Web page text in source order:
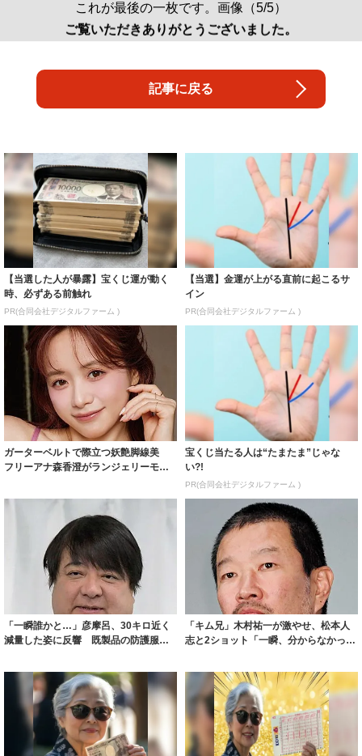
これが最後の一枚です。画像（5/5）
ご覧いただきありがとうございました。
記事に戻る
【当選した人が暴露】宝くじ運が動く
時、必ずある前触れ
PR(合同会社デジタルファーム )
【当選】金運が上がる直前に起こるサ
イン
PR(合同会社デジタルファーム )
ガーターベルトで際立つ妖艶脚線美
フリーアナ森香澄がランジェリーモデ
宝くじ当たる人は“たまたま”じゃな
い?!
PR(合同会社デジタルファーム )
「一瞬誰かと…」彦摩呂、30キロ近く
減量した姿に反響 既製品の防護服が
「キム兄」木村祐一が激やせ、松本人
志と2ショット「一瞬、分からなかった